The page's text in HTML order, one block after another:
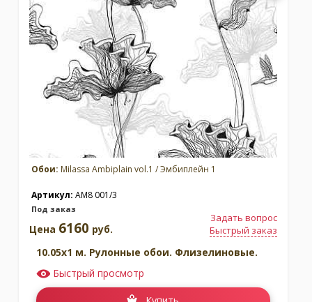
Обои: Milassa Ambiplain vol.1 / Эмбиплейн 1
Артикул: AM8 001/3
Под заказ
Задать вопрос
Быстрый заказ
Цена 6160 руб.
10.05x1 м. Рулонные обои. Флизелиновые.
Быстрый просмотр